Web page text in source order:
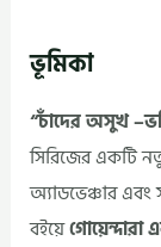
ভূমিকা
“চাঁদের অসুখ
সিরিজের একটি
অ্যাডভেঞ্চার এবং
বইয়ে